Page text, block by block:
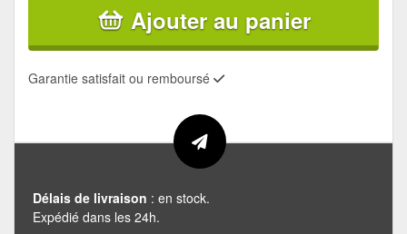
Ajouter au panier
Garantie satisfait ou remboursé
Délais de livraison : en stock.
Expédié dans les 24h.